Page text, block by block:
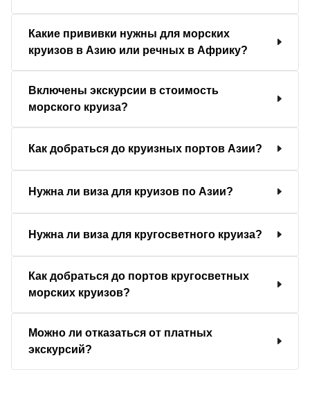
Какие прививки нужны для морских
круизов в Азию или речных в Африку?
Включены экскурсии в стоимость
морского круиза?
Как добраться до круизных портов Азии?
Нужна ли виза для круизов по Азии?
Нужна ли виза для кругосветного круиза?
Как добраться до портов кругосветных
морских круизов?
Можно ли отказаться от платных
экскурсий?